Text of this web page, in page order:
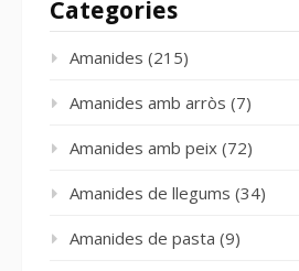
Categories
Amanides (215)
Amanides amb arròs (7)
Amanides amb peix (72)
Amanides de llegums (34)
Amanides de pasta (9)